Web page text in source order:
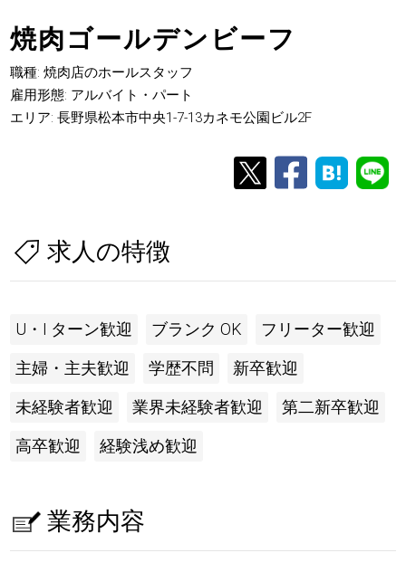
焼肉ゴールデンビーフ
職種: 焼肉店のホールスタッフ
雇用形態: アルバイト・パート
エリア: 長野県松本市中央1-7-13カネモ公園ビル2F
求人の特徴
U・I ターン歓迎 ブランク OK フリーター歓迎
主婦・主夫歓迎 学歴不問 新卒歓迎
未経験者歓迎 業界未経験者歓迎 第二新卒歓迎
高卒歓迎 経験浅め歓迎
業務内容